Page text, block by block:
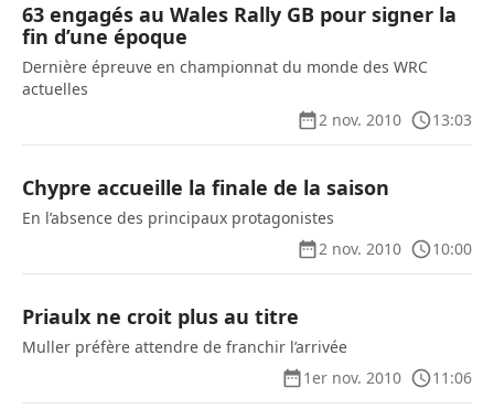
63 engagés au Wales Rally GB pour signer la
fin d’une époque
Dernière épreuve en championnat du monde des WRC
actuelles
2 nov. 2010
13:03
Chypre accueille la finale de la saison
En l’absence des principaux protagonistes
2 nov. 2010
10:00
Priaulx ne croit plus au titre
Muller préfère attendre de franchir l’arrivée
1er nov. 2010
11:06